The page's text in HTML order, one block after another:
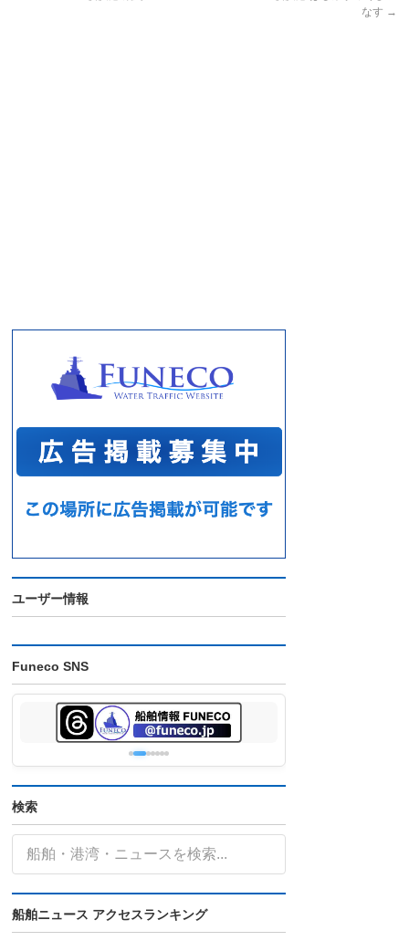
なす →
ユーザー情報
Funeco SNS
検索
船舶ニュース アクセスランキング